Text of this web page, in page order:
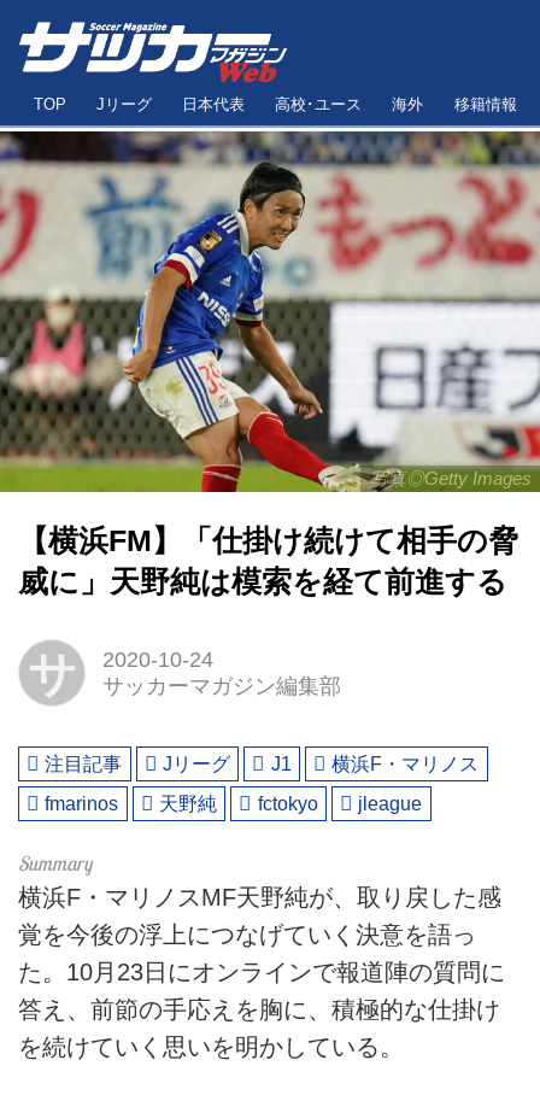
TOP Jリーグ 日本代表 高校･ユース 海外 移籍情報
写真◎Getty Images
【横浜FM】「仕掛け続けて相手の脅
威に」天野純は模索を経て前進する
サ
2020-10-24
サッカーマガジン編集部
注目記事 Jリーグ J1
横浜F・マリノス
fmarinos
天野純 fctokyo jleague
横浜F・マリノスMF天野純が、取り戻した感
覚を今後の浮上につなげていく決意を語っ
た。10月23日にオンラインで報道陣の質問に
答え、前節の手応えを胸に、積極的な仕掛け
を続けていく思いを明かしている。